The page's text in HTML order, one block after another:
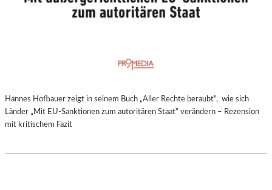
Hannes Hofbauer zeigt in seinem Buch „Aller Rechte beraubt“, wie sich
Länder „Mit EU-Sanktionen zum autoritären Staat“ verändern – Rezension
mit kritischem Fazit